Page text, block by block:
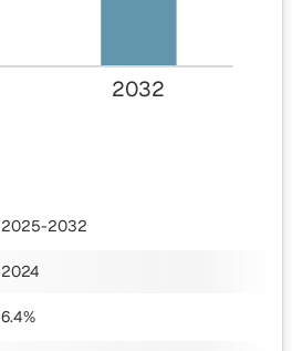
2032
2025-2032
2024
6.4%